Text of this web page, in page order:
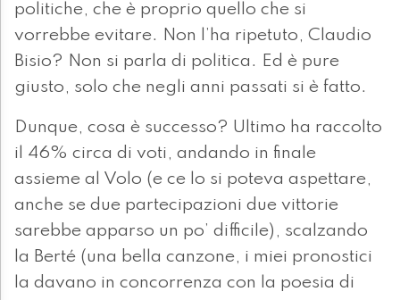
politiche, che è proprio quello che si
vorrebbe evitare. Non l’ha ripetuto, Claudio
Bisio? Non si parla di politica. Ed è pure
giusto, solo che negli anni passati si è fatto.
Dunque, cosa è successo? Ultimo ha raccolto
il 46% circa di voti, andando in finale
assieme al Volo (e ce lo si poteva aspettare,
anche se due partecipazioni due vittorie
sarebbe apparso un po’ difficile), scalzando
la Berté (una bella canzone, i miei pronostici
la davano in concorrenza con la poesia di